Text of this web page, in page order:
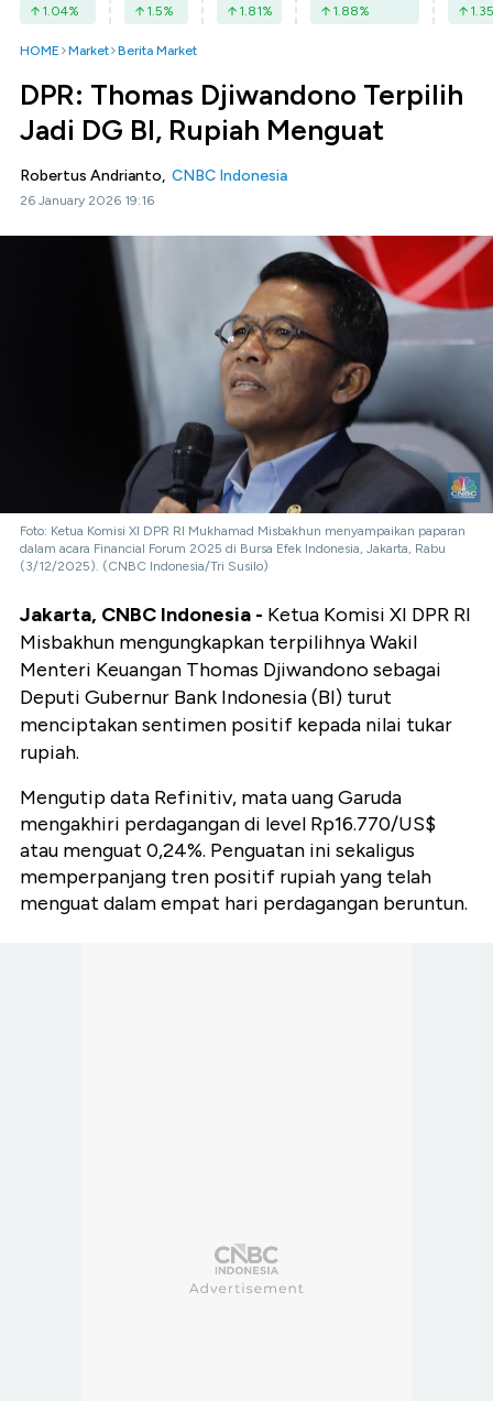
1.04% 1.5% 1.81% 1.88% 1.35
HOME Market Berita Market
DPR: Thomas Djiwandono Terpilih
Jadi DG BI, Rupiah Menguat
Robertus Andrianto, CNBC Indonesia
26 January 2026 19:16
Foto: Ketua Komisi XI DPR RI Mukhamad Misbakhun menyampaikan paparan
dalam acara Financial Forum 2025 di Bursa Efek Indonesia, Jakarta, Rabu
(3/12/2025). (CNBC Indonesia/Tri Susilo)
Jakarta, CNBC Indonesia - Ketua Komisi XI DPR RI
Misbakhun mengungkapkan terpilihnyaWakil
Menteri Keuangan Thomas Djiwandono sebagai
Deputi Gubernur Bank Indonesia (BI) turut
menciptakan sentimen positif kepada nilai tukar
rupiah.
Mengutip data Refinitiv, mata uang Garuda
mengakhiri perdagangan di level Rp16.770/US$
atau menguat 0,24%. Penguatan ini sekaligus
memperpanjang tren positif rupiah yang telah
menguat dalam empat hari perdagangan beruntun.